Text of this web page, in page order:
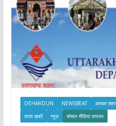
DEHARDUN NEWSBEAT आपका शहर
ताज़ा ख़बरें
न्यूज़ सोशल मीडिया वायरल